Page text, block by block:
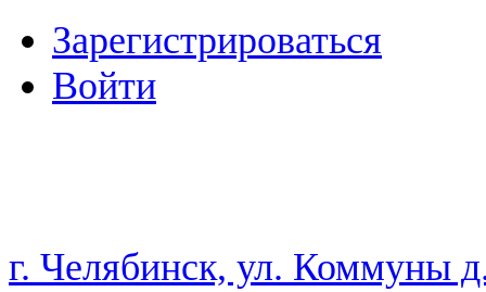
Зарегистрироваться
Войти
НАМ ДОВЕРЯЮТ С 2003 ГОДА
г. Челябинск, ул. Коммуны